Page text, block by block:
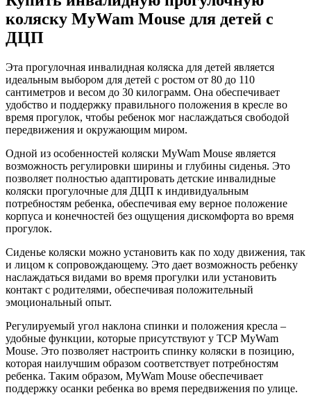
коляску MyWam Mouse для детей с
ДЦП
Эта прогулочная инвалидная коляска для детей является
идеальным выбором для детей с ростом от 80 до 110
сантиметров и весом до 30 килограмм. Она обеспечивает
удобство и поддержку правильного положения в кресле во
время прогулок, чтобы ребенок мог наслаждаться свободой
передвижения и окружающим миром.
Одной из особенностей коляски MyWam Mouse является
возможность регулировки ширины и глубины сиденья. Это
позволяет полностью адаптировать детские инвалидные
коляски прогулочные для ДЦП к индивидуальным
потребностям ребенка, обеспечивая ему верное положение
корпуса и конечностей без ощущения дискомфорта во время
прогулок.
Сиденье коляски можно установить как по ходу движения, так
и лицом к сопровождающему. Это дает возможность ребенку
наслаждаться видами во время прогулки или установить
контакт с родителями, обеспечивая положительный
эмоциональный опыт.
Регулируемый угол наклона спинки и положения кресла –
удобные функции, которые присутствуют у ТСР MyWam
Mouse. Это позволяет настроить спинку коляски в позицию,
которая наилучшим образом соответствует потребностям
ребенка. Таким образом, MyWam Mouse обеспечивает
поддержку осанки ребенка во время передвижения по улице.